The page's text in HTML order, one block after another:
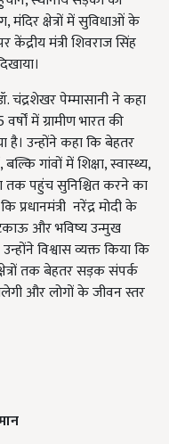
मंदिर क्षेत्रों में सुविधाओं के
मंत्री शिवराज सिंह
चंद्रशेखर पेम्मासानी ने कहा
में ग्रामीण भारत की
है। उन्होंने कहा कि बेहतर
गांवों में शिक्षा, स्वास्थ्य,
तक पहुंच सुनिश्चित करने का
प्रधानमंत्री नरेंद्र मोदी के
और भविष्य उन्मुख
विश्वास व्यक्त किया कि
तक बेहतर सड़क संपर्क
और लोगों के जीवन स्तर